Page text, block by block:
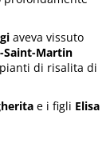
aveva vissuto
Saint-Martin
di risalita di
e i figli Elisa